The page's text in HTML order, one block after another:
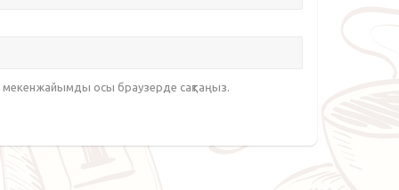
осы браузерде сақтаңыз.